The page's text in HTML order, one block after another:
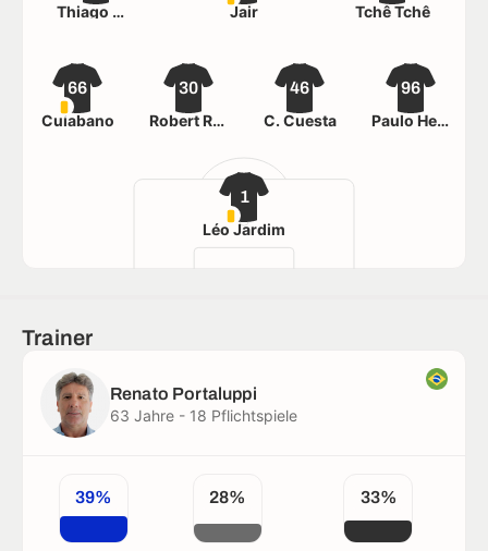
1
Léo Jardim
66
Cuiabano
30
Robert Renan
46
C. Cuesta
96
Paulo Henrique
Thiago Mendes Jair Tchê Tchê
Trainer
Renato Portaluppi
63 Jahre - 18 Pflichtspiele
39% 28% 33%